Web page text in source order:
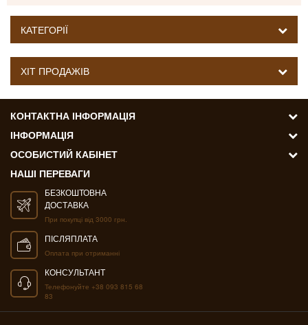
КАТЕГОРІЇ
ХІТ ПРОДАЖІВ
КОНТАКТНА ІНФОРМАЦІЯ
ІНФОРМАЦІЯ
ОСОБИСТИЙ КАБІНЕТ
НАШІ ПЕРЕВАГИ
БЕЗКОШТОВНА
ДОСТАВКА
При покупці від 3000 грн.
ПІСЛЯПЛАТА
Оплата при отриманні
КОНСУЛЬТАНТ
Телефонуйте +38 093 815 68
83